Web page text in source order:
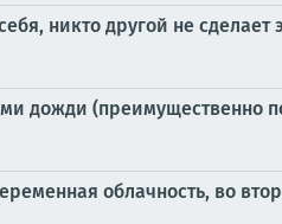
никто другой не сделает
дожди (преимущественно
облачность, во